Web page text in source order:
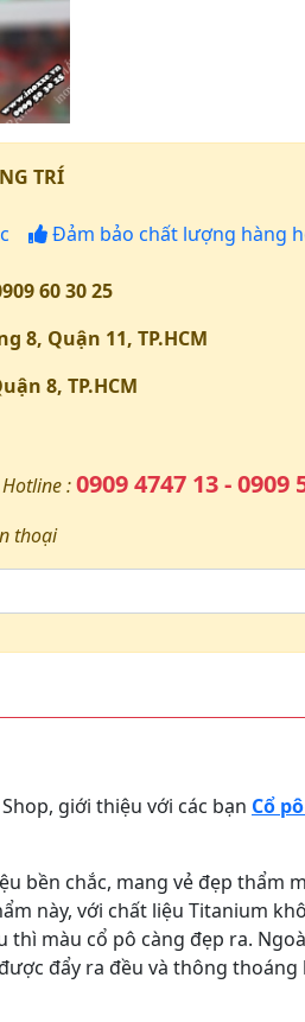
TRÍ
Đảm bảo chất lượng hàng
60 30 25
8, Quận 11, TP.HCM
8, TP.HCM
:0909 4747 13 - 0909
thoại
giới thiệu với các bạn Cổ
bền chắc, mang vẻ đẹp thẩm
này, với chất liệu Titanium
màu cổ pô càng đẹp ra.
đẩy ra đều và thông